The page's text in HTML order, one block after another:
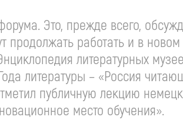
Это, прежде всего,
продолжать работать и в новом
литературных
литературы – «Россия
публичную лекцию
место обучения».